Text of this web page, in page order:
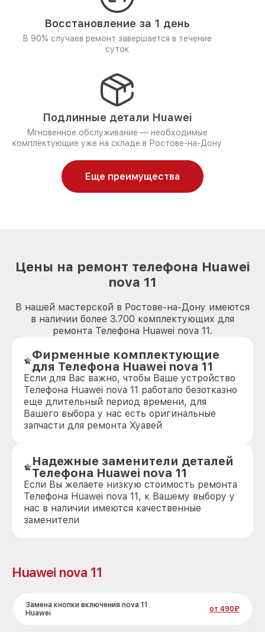
Восстановление за 1 день
В 90% случаев ремонт завершается в течение
суток
Подлинные детали Huawei
Мгновенное обслуживание — необходимые
комплектующие уже на складе в Ростове-на-Дону
Еще преимущества
Цены на ремонт телефона Huawei
nova 11
В нашей мастерской в Ростове-на-Дону имеются
в наличии более 3.700 комплектующих для
ремонта Телефона Huawei nova 11.
Фирменные комплектующие
для Телефона Huawei nova 11
Если для Вас важно, чтобы Ваше устройство
Телефона Huawei nova 11 работало безотказно
еще длительный период времени, для
Вашего выбора у нас есть оригинальные
запчасти для ремонта Хуавей
Надежные заменители деталей
Телефона Huawei nova 11
Если Вы желаете низкую стоимость ремонта
Телефона Huawei nova 11, к Вашему выбору у
нас в наличии имеются качественные
заменители
Huawei nova 11
Замена кнопки включения nova 11
Huawei
от 490₽